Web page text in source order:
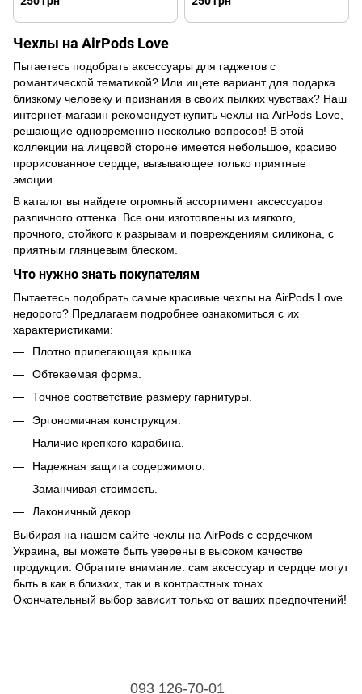
Чехлы на AirPods Love
Пытаетесь подобрать аксессуары для гаджетов с
романтической тематикой? Или ищете вариант для подарка
близкому человеку и признания в своих пылких чувствах? Наш
интернет-магазин рекомендует купить чехлы на AirPods Love,
решающие одновременно несколько вопросов! В этой
коллекции на лицевой стороне имеется небольшое, красиво
прорисованное сердце, вызывающее только приятные
эмоции.
В каталог вы найдете огромный ассортимент аксессуаров
различного оттенка. Все они изготовлены из мягкого,
прочного, стойкого к разрывам и повреждениям силикона, с
приятным глянцевым блеском.
Что нужно знать покупателям
Пытаетесь подобрать самые красивые чехлы на AirPods Love
недорого? Предлагаем подробнее ознакомиться с их
характеристиками:
Плотно прилегающая крышка.
Обтекаемая форма.
Точное соответствие размеру гарнитуры.
Эргономичная конструкция.
Наличие крепкого карабина.
Надежная защита содержимого.
Заманчивая стоимость.
Лаконичный декор.
Выбирая на нашем сайте чехлы на AirPods с сердечком
Украина, вы можете быть уверены в высоком качестве
продукции. Обратите внимание: сам аксессуар и сердце могут
быть в как в близких, так и в контрастных тонах.
Окончательный выбор зависит только от ваших предпочтений!
093 126-70-01